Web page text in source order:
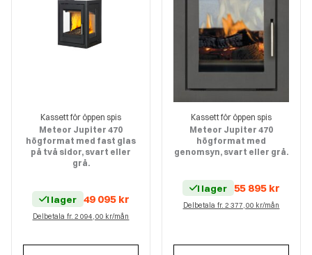
Kassett för öppen spis
Meteor Jupiter 470
högformat med fast glas
på två sidor, svart eller
grå.
I lager 49 095 kr
Delbetala fr. 2 094,00 kr/mån
Kassett för öppen spis
Meteor Jupiter 470
högformat med
genomsyn, svart eller grå.
I lager 55 895 kr
Delbetala fr. 2 377,00 kr/mån